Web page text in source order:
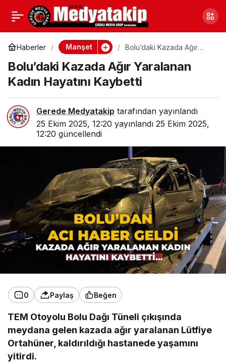
Haberler Manşet
Bolu’daki Kazada Ağır
Kaybetti
Bolu’daki Kazada Ağır Yaralanan
Kadın Hayatını Kaybetti
Gerede Medyatakip tarafından yayınlandı
25 Ekim 2025, 12:20 yayınlandı 25 Ekim 2025,
12:20 güncellendi
0 Paylaş Beğen
TEM Otoyolu Bolu Dağı Tüneli çıkışında
meydana gelen kazada ağır yaralanan Lütfiye
Ortahüner, kaldırıldığı hastanede yaşamını
yitirdi.
Bolu Güne Depremle
Başladı: Kandilli
Şiddetini Açıkladı
Paylaş